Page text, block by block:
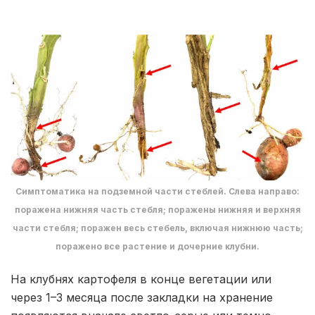
Симптоматика на подземной части стеблей. Слева направо:
поражена нижняя часть стебля; поражены нижняя и верхняя
части стебля; поражен весь стебель, включая нижнюю часть;
поражено все растение и дочерние клубни.
На клубнях картофеля в конце вегетации или
через 1–3 месяца после закладки на хранение